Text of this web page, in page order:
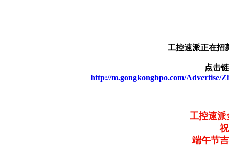
工控速派正在招
点击
http://m.gongkongbpo.com/Advertise/
工控速
端午节